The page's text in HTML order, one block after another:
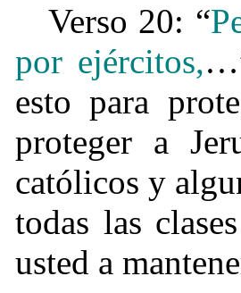
Verso 20: “
por ejércitos,
esto para
proteger a
católicos y
todas las
usted a